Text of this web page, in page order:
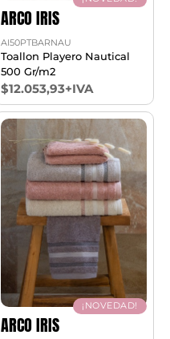
ARCO IRIS
AI50PTBARNAU
Toallon Playero Nautical
500 Gr/m2
$12.053,93+IVA
¡NOVEDAD!
ARCO IRIS